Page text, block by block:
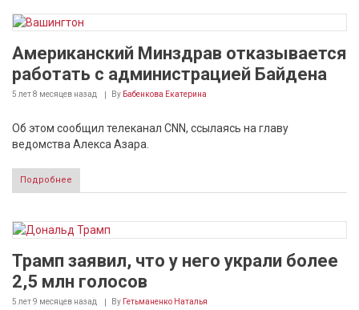
Американский Минздрав отказывается
работать с администрацией Байдена
5 лет 8 месяцев назад By Бабенкова Екатерина
Об этом сообщил телеканал CNN, ссылаясь на главу
ведомства Алекса Азара.
Подробнее
Трамп заявил, что у него украли более
2,5 млн голосов
5 лет 9 месяцев назад By Гетьманенко Наталья